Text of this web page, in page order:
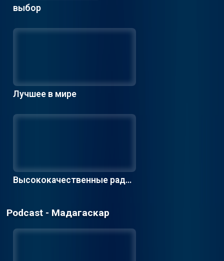
выбор
Лучшее в мире
Высококачественные радио
Podcast - Мадагаскар